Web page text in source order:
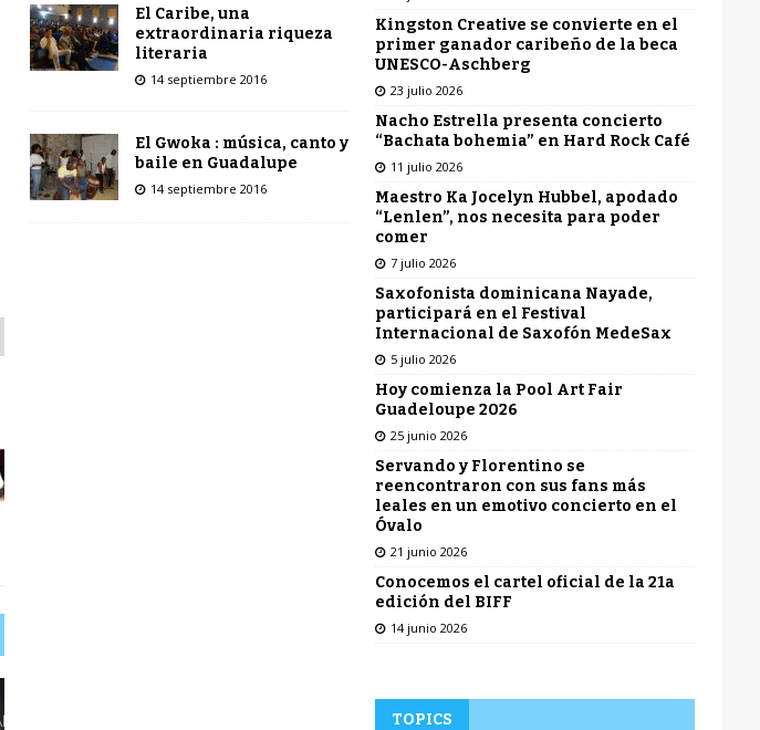
El Caribe, una
extraordinaria riqueza
literaria
14 septiembre 2016
El Gwoka : música, canto y
baile en Guadalupe
14 septiembre 2016
Kingston Creative se convierte en el
primer ganador caribeño de la beca
UNESCO-Aschberg
23 julio 2026
Nacho Estrella presenta concierto
“Bachata bohemia” en Hard Rock Café
11 julio 2026
Maestro Ka Jocelyn Hubbel, apodado
“Lenlen”, nos necesita para poder
comer
7 julio 2026
Saxofonista dominicana Nayade,
participará en el Festival
Internacional de Saxofón MedeSax
5 julio 2026
Hoy comienza la Pool Art Fair
Guadeloupe 2026
25 junio 2026
Servando y Florentino se
reencontraron con sus fans más
leales en un emotivo concierto en el
Óvalo
21 junio 2026
Conocemos el cartel oficial de la 21a
edición del BIFF
14 junio 2026
TOPICS